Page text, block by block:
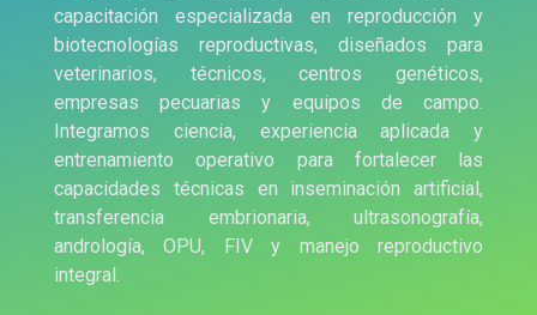
capacitación especializada en reproducción y
biotecnologías reproductivas, diseñados para
veterinarios, técnicos, centros genéticos,
empresas pecuarias y equipos de campo.
Integramos ciencia, experiencia aplicada y
entrenamiento operativo para fortalecer las
capacidades técnicas en inseminación artificial,
transferencia embrionaria, ultrasonografía,
andrología, OPU, FIV y manejo reproductivo
integral.